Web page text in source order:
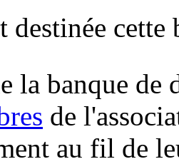
destinée
la banque de
de
au fil de